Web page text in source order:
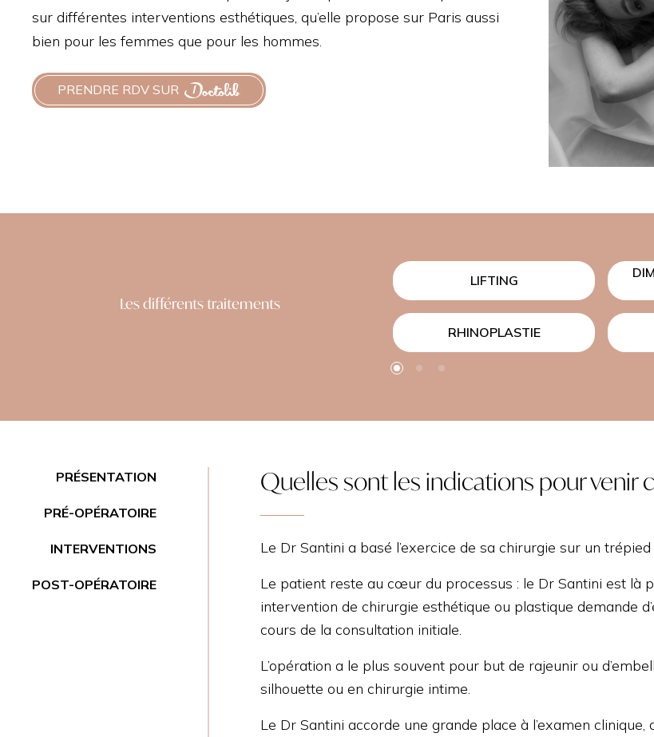
LIFTING DES CUISSES
MORPHEUS 8
sur différentes interventions esthétiques, qu’elle propose sur Paris aussi
bien pour les femmes que pour les hommes.
PRENDRE RDV SUR
Les différents traitements
LIFTING
RHINOPLASTIE
PRÉSENTATION
PRÉ-OPÉRATOIRE
INTERVENTIONS
POST-OPÉRATOIRE
Quelles sont les indications pour venir
Le Dr Santini a basé l’exercice de sa chirurgie sur un
Le patient reste au cœur du processus : le Dr Santini est là
intervention de chirurgie esthétique ou plastique demande
cours de la consultation initiale.
L’opération a le plus souvent pour but de rajeunir ou
silhouette ou en chirurgie intime.
Le Dr Santini accorde une grande place à l’examen